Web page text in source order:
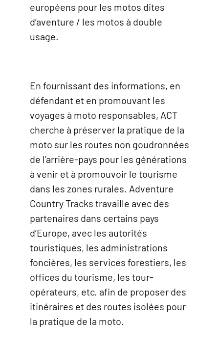
européens pour les motos dites
d’aventure / les motos à double
usage.
En fournissant des informations, en
défendant et en promouvant les
voyages à moto responsables, ACT
cherche à préserver la pratique de la
moto sur les routes non goudronnées
de l’arrière-pays pour les générations
à venir et à promouvoir le tourisme
dans les zones rurales. Adventure
Country Tracks travaille avec des
partenaires dans certains pays
d’Europe, avec les autorités
touristiques, les administrations
foncières, les services forestiers, les
offices du tourisme, les tour-
opérateurs, etc. afin de proposer des
itinéraires et des routes isolées pour
la pratique de la moto.